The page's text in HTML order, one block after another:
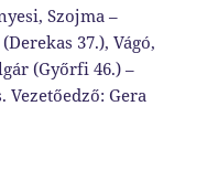
Szojma –
37.), Vágó,
(Győrfi 46.) –
Vezetőedző: Gera